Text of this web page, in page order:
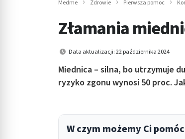
Medme Zdrowie Pierwsza pomoc
Złamania
Data aktualizacji: 22 października 2024
Miednica – silna, bo utrzymuje
ryzyko zgonu wynosi 50 proc.
W czym możemy Ci